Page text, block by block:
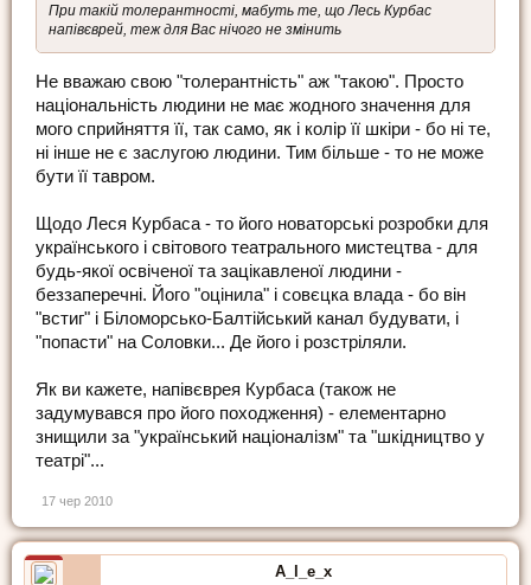
При такій толерантності, мабуть те, що Лесь Курбас
напівєврей, теж для Вас нічого не змінить
Не вважаю свою "толерантність" аж "такою". Просто
національність людини не має жодного значення для
мого сприйняття її, так само, як і колір її шкіри - бо ні те,
ні інше не є заслугою людини. Тим більше - то не може
бути її тавром.
Щодо Леся Курбаса - то його новаторські розробки для
українського і світового театрального мистецтва - для
будь-якої освіченої та зацікавленої людини -
беззаперечні. Його "оцінила" і совєцка влада - бо він
"встиг" і Біломорсько-Балтійський канал будувати, і
"попасти" на Соловки... Де його і розстріляли.
Як ви кажете, напівєврея Курбаса (також не
задумувався про його походження) - елементарно
знищили за "український націоналізм" та "шкідництво у
театрі"...
17 чер 2010
A_l_e_x